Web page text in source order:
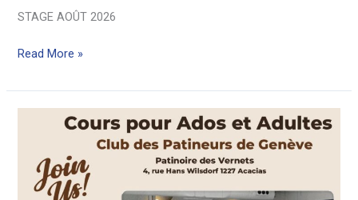
STAGE AOÛT 2026
STAGE
RENTREE
en
Read More »